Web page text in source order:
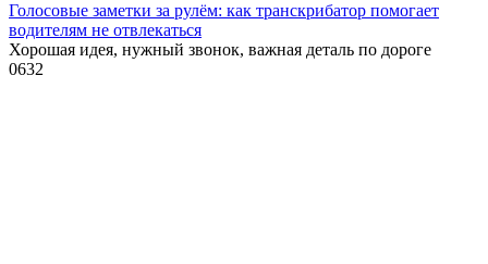
Голосовые заметки за рулём: как транскрибатор помогает
водителям не отвлекаться
Хорошая идея, нужный звонок, важная деталь по дороге
0632